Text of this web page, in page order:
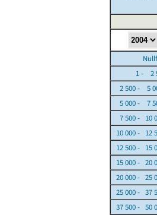
1 - 2
2 500 - 5
5 000 - 7
7 500 - 10
10 000 - 12
12 500 - 15
15 000 - 20
20 000 - 25
25 000 - 37
37 500 - 50